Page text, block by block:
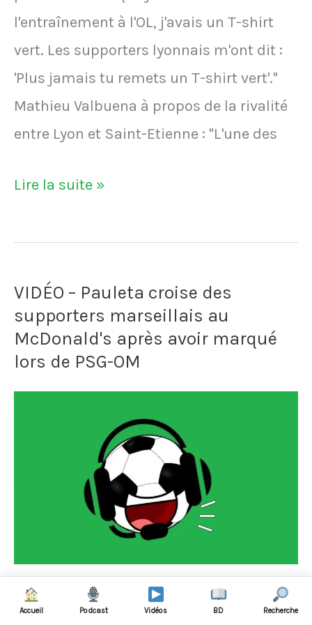
l'entraînement à l'OL, j'avais un T-shirt
vert. Les supporters lyonnais m'ont dit :
'Plus jamais tu remets un T-shirt vert'."
Mathieu Valbuena à propos de la rivalité
entre Lyon et Saint-Etienne : "L'une des
Mathieu
et
T-
Shirt
vert
Lire la suite »
VIDÉO – Pauleta croise des
supporters marseillais au
McDonald's après avoir marqué
lors de PSG-OM
Après avoir marqué lors d'un PSG-OM,
Accueil Podcast Vidéos BD Recherche